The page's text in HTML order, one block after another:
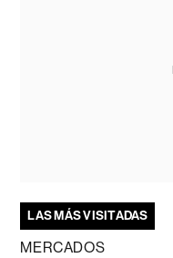
LAS MÁS VISITADAS
MERCADOS